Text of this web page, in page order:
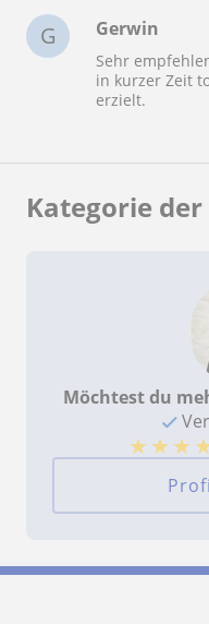
G Gerwin
Sehr
in kurzer Zeit
erzielt.
Kategorie
Möchtest du
★ ★ ★